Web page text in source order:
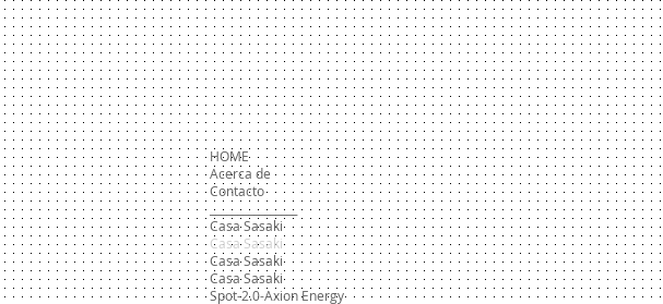
//
HOME
Acerca de
Contacto
________________
Casa Sasaki
Casa Sasaki
Casa Sasaki
Casa Sasaki
Spot-2.0-Axion Energy